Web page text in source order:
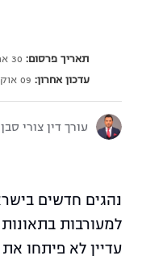
תאריך פרסום:
עדכון אחרון:09 אוקטובר 2025
עורך דין צורי סבן
נהגים חדשים
למעורבות
עדיין לא פיתחו